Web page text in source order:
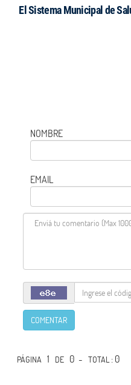
El Sistema Municipal de
NOMBRE
EMAIL
COMENTAR
PÁGINA 1 DE 0 -TOTAL: 0